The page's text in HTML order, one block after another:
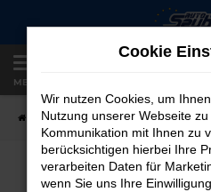
Zum
springen
MENÜ
Startseite Fahrzeugangebote
FAHRZEUG-
Cookie
Wir nutzen Cookies, um
Nutzung unserer Webseite
Kommunikation mit Ihnen zu
berücksichtigen hierbei Ihre
verarbeiten Daten für
wenn Sie uns Ihre